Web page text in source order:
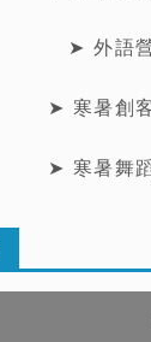
➤ 外語
➤ 寒暑創
➤ 寒暑舞